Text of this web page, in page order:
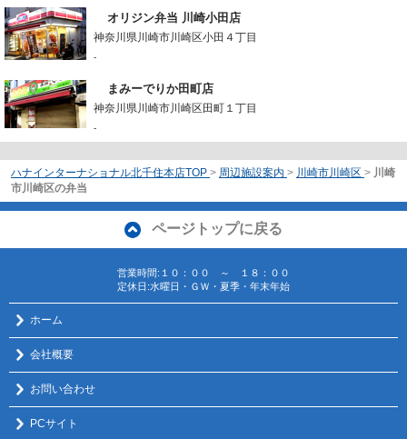
オリジン弁当 川崎小田店
神奈川県川崎市川崎区小田４丁目
-
まみーでりか田町店
神奈川県川崎市川崎区田町１丁目
-
ハナインターナショナル北千住本店TOP > 周辺施設案内 > 川崎市川崎区 > 川崎
市川崎区の弁当
ページトップに戻る
営業時間:１０：００ ～ １８：００
定休日:水曜日・ＧＷ・夏季・年末年始
ホーム
会社概要
お問い合わせ
PCサイト